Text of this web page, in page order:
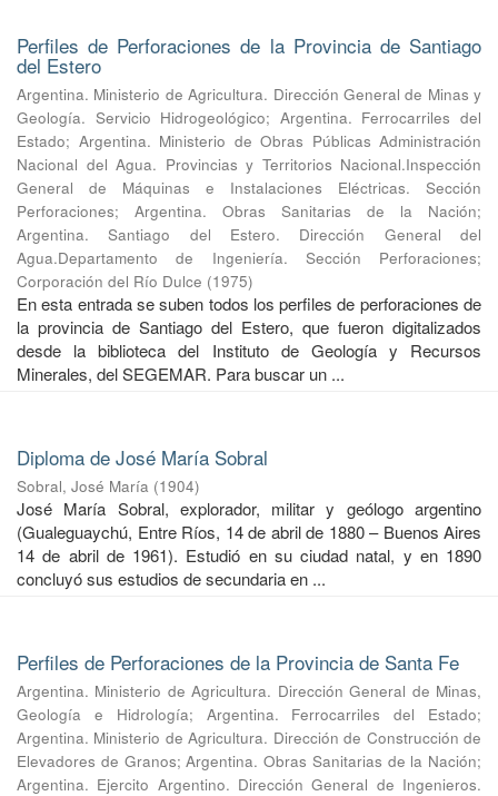
Perfiles de Perforaciones de la Provincia de Santiago
del Estero
Argentina. Ministerio de Agricultura. Dirección General de Minas y
Geología. Servicio Hidrogeológico; Argentina. Ferrocarriles del
Estado; Argentina. Ministerio de Obras Públicas Administración
Nacional del Agua. Provincias y Territorios Nacional.Inspección
General de Máquinas e Instalaciones Eléctricas. Sección
Perforaciones; Argentina. Obras Sanitarias de la Nación;
Argentina. Santiago del Estero. Dirección General del
Agua.Departamento de Ingeniería. Sección Perforaciones;
Corporación del Río Dulce (1975)
En esta entrada se suben todos los perfiles de perforaciones de
la provincia de Santiago del Estero, que fueron digitalizados
desde la biblioteca del Instituto de Geología y Recursos
Minerales, del SEGEMAR. Para buscar un ...
Diploma de José María Sobral
Sobral, José María (1904)
José María Sobral, explorador, militar y geólogo argentino
(Gualeguaychú, Entre Ríos, 14 de abril de 1880 – Buenos Aires
14 de abril de 1961). Estudió en su ciudad natal, y en 1890
concluyó sus estudios de secundaria en ...
Perfiles de Perforaciones de la Provincia de Santa Fe
Argentina. Ministerio de Agricultura. Dirección General de Minas,
Geología e Hidrología; Argentina. Ferrocarriles del Estado;
Argentina. Ministerio de Agricultura. Dirección de Construcción de
Elevadores de Granos;Argentina. Obras Sanitarias de la Nación;
Argentina. Ejercito Argentino. Dirección General de Ingenieros.